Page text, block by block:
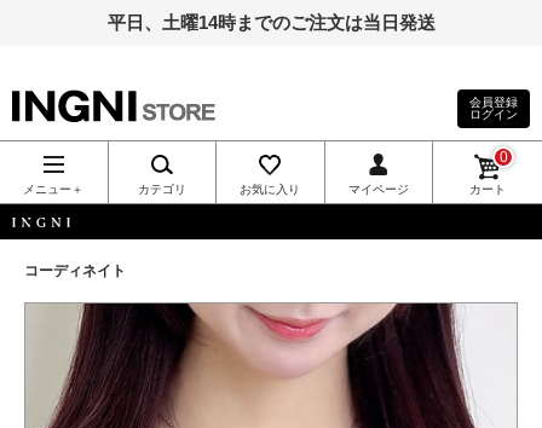
平日、土曜14時までのご注文は当日発送
INGNI（イン
グ）公式通
販｜INGNI
STORE
会員登録
ログイン
メニュー＋ カテゴリ お気に入り マイページ カート
0
コーディネイト